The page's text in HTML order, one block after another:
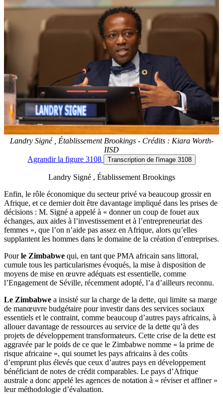
Landry Signé , Établissement Brookings - Crédits : Kiara Worth-
IISD
Agrandirla figure 3108 Transcription de l'image 3108
Landry Signé , Établissement Brookings
Enfin, le rôle économique du secteur privé va beaucoup grossir en
Afrique, et ce dernier doit être davantage impliqué dans les prises de
décisions : M. Signé a appelé à « donner un coup de fouet aux
échanges, aux aides à l’investissement et à l’entrepreneuriat des
femmes », que l’on n’aide pas assez en Afrique, alors qu’elles
supplantent les hommes dans le domaine de la création d’entreprises.
Pourle Zimbabwe qui, en tant que PMA africain sans littoral,
cumule tous les particularismes évoqués, la mise à disposition de
moyens de mise en œuvre adéquats est essentielle, comme
l’Engagement de Séville, récemment adopté, l’a d’ailleurs reconnu.
Le Zimbabwe a insisté sur la charge de la dette, qui limite sa marge
de manœuvre budgétaire pour investir dans des services sociaux
essentiels et le contraint, comme beaucoup d’autres pays africains, à
allouer davantage de ressources au service de la dette qu’à des
projets de développement transformateurs. Cette crise de la dette est
aggravée par le poids de ce que le Zimbabwe nomme « la prime de
risque africaine », qui soumet les pays africains à des coûts
d’emprunt plus élevés que ceux d’autres pays en développement
bénéficiant de notes de crédit comparables. Le pays d’Afrique
australe a donc appelé les agences de notation à « réviser et affiner »
leur méthodologie d’évaluation.